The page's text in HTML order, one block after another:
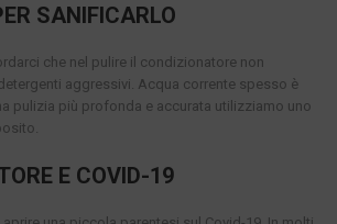
SANIFICARLO
che nel pulire il condizionatore non
aggressivi. Acqua corrente spesso è
pulizia più profonda e accurata utilizziamo uno
E COVID-19